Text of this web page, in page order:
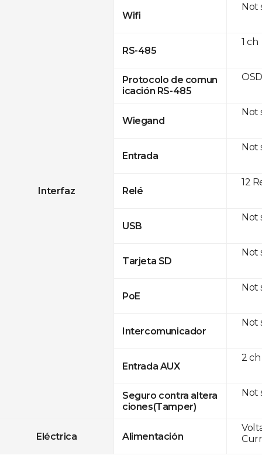
Interfaz
Wifi
RS-485
Protocolo de comun
icación RS-485
Wiegand
Entrada
Relé
USB
Tarjeta SD
PoE
Intercomunicador
Entrada AUX
Seguro contra altera
ciones(Tamper)
Eléctrica Alimentación
Not
1 ch
Not
Not
12
Not
Not
Not
Not
2
Not